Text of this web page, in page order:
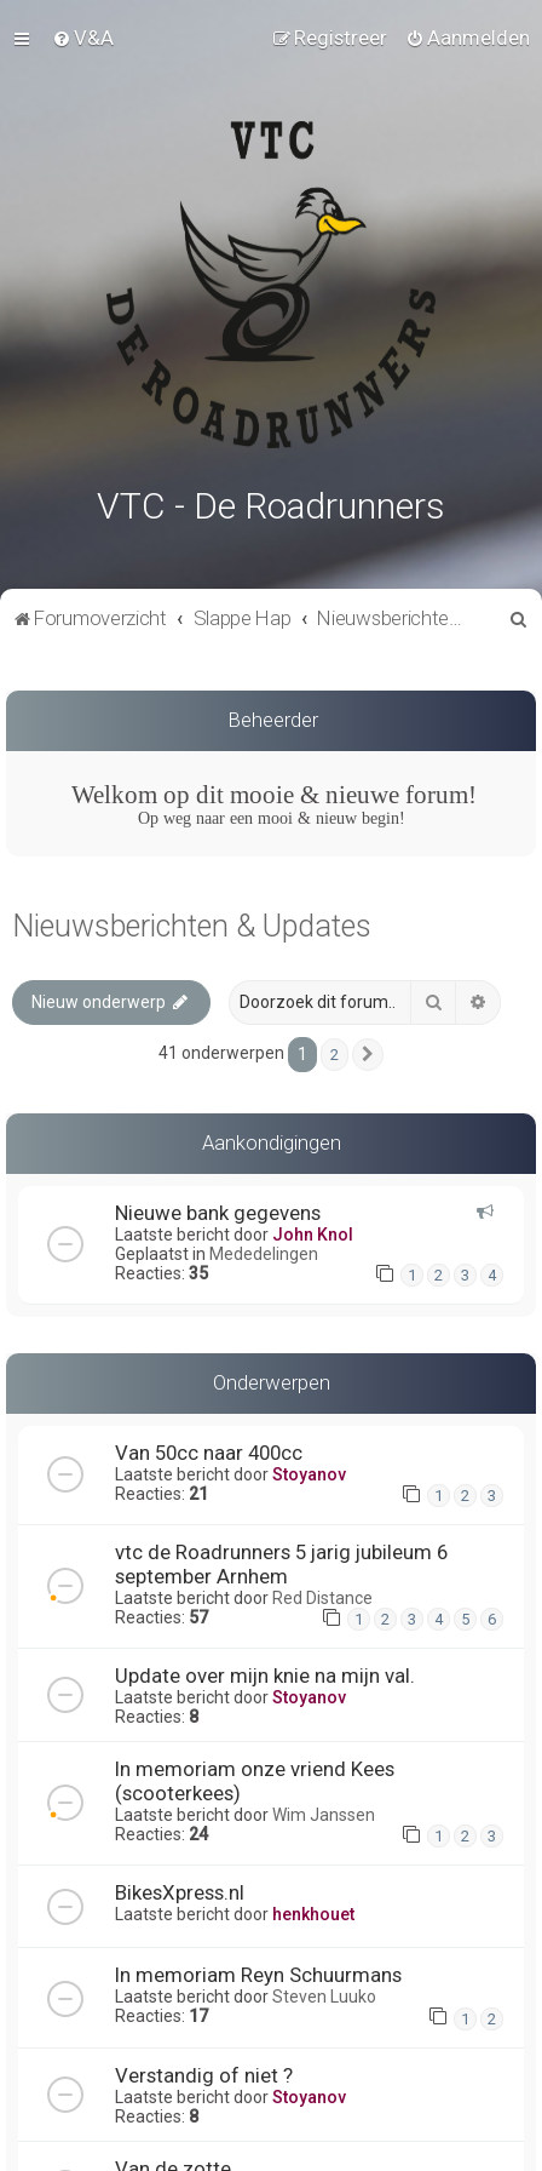
V&A Aanmelden
Registreer
VTC - De Roadrunners
Forumoverzicht Slappe Hap Nieuwsberichten & Updates
Beheerder
Welkom op dit mooie & nieuwe forum!
Op weg naar een mooi & nieuw begin!
Nieuwsberichten & Updates
Nieuw onderwerp Zoek
41 onderwerpen 1 2
Aankondigingen
Nieuwe bank gegevens
Laatste bericht door John Knol
Geplaatst in Mededelingen
Reacties: 35 1 2 3 4
Onderwerpen
Van 50cc naar 400cc
Laatste bericht doorStoyanov
Reacties: 21 1 2 3
vtc de Roadrunners 5 jarig jubileum 6
september Arnhem
Laatste bericht door Red Distance
Reacties: 57 1 2 3 4 5 6
Update over mijn knie na mijn val.
Laatste bericht doorStoyanov
Reacties: 8
In memoriam onze vriend Kees
(scooterkees)
Laatste bericht doorWim Janssen
Reacties: 24 1 2 3
BikesXpress.nl
Laatste bericht door henkhouet
In memoriam Reyn Schuurmans
Laatste bericht doorSteven Luuko
Reacties: 17 1 2
Verstandig of niet ?
Laatste bericht doorStoyanov
Reacties: 8